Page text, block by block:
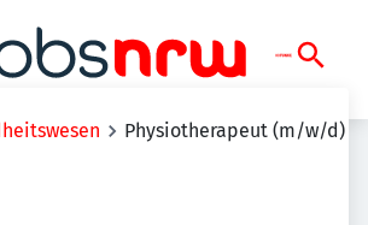
Physiotherapeut (m/w/d)